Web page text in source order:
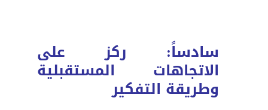
سادساً: ركز على
الاتجاهات المستقبلية
وطريقة التفكير